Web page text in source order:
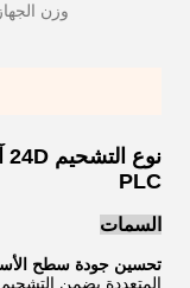
وزن
PLC
السمات
تحسين جودة سطح
المتعددة يضمن